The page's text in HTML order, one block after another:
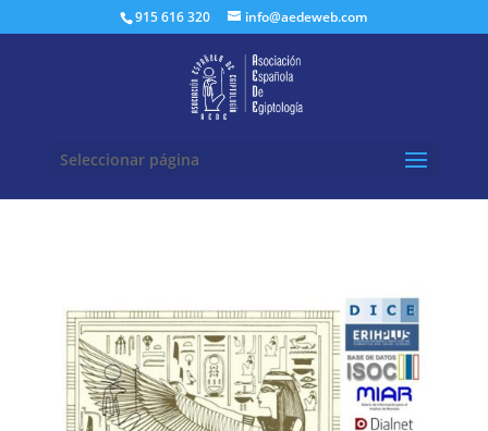
915 616 320 info@aedeweb.com
Seleccionar página